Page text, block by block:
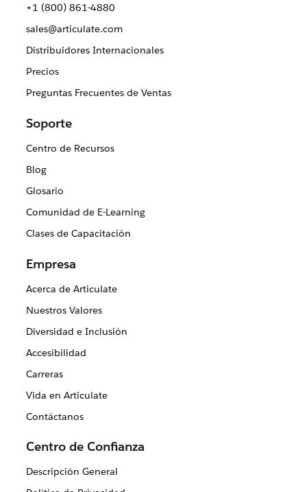
+1 (800) 861-4880
sales@articulate.com
Distribuidores Internacionales
Precios
Preguntas Frecuentes de Ventas
Soporte
Centro de Recursos
Blog
Glosario
Comunidad de E-Learning
Clases de Capacitación
Empresa
Acerca de Articulate
Nuestros Valores
Diversidad e Inclusión
Accesibilidad
Carreras
Vida en Articulate
Contáctanos
Centro de Confianza
Descripción General